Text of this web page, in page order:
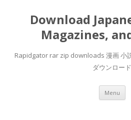
Download
Magazines,
Rapidgator rar zip downloads 漫画 小
ダウンロード
Menu